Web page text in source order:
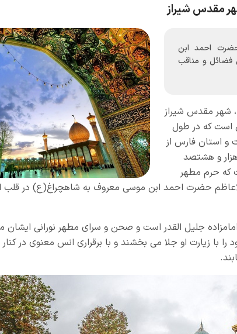
مقدس شیراز
احمد ابن
فضائل و مناقب
شهر مقدس شیراز
است که در طول
و استان فارس از
و هشتصد
که حرم مطهر
حضرت احمد ابن موسی معروف به شاهچراغ(ع) در قلب
جلیل القدر است و صحن و سرای مطهر نورانی ایشان
را با زیارت او جلا می بخشند و با برقراری انس معنوی در